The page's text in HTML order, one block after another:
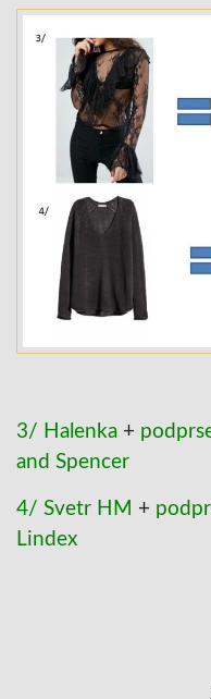
3/ Halenka +
and Spencer
4/ Svetr HM +
Lindex